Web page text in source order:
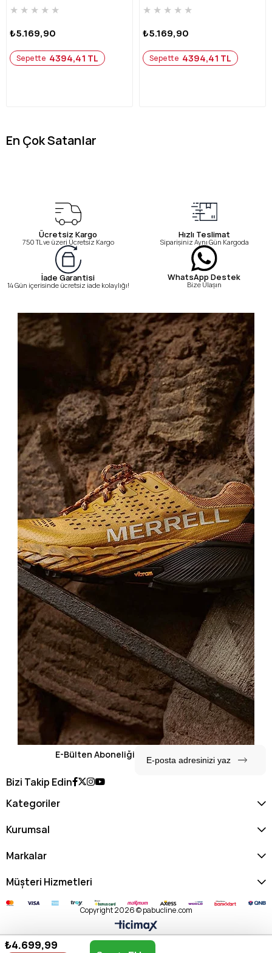
★ ★ ★ ★ ★
₺5.169,90
Sepette 4394,41 TL
★ ★ ★ ★ ★
₺5.169,90
Sepette 4394,41 TL
En Çok Satanlar
Ücretsiz Kargo
750 TL ve üzeri Ücretsiz Kargo
Hızlı Teslimat
Siparişiniz Aynı Gün Kargoda
İade Garantisi
14 Gün içerisinde ücretsiz iade kolaylığı!
WhatsApp Destek
Bize Ulaşın
E-Bülten Aboneliği
Bizi Takip Edin
Kategoriler
Kurumsal
Markalar
Müşteri Hizmetleri
Copyright 2026 © pabucline.com
₺4.699,99